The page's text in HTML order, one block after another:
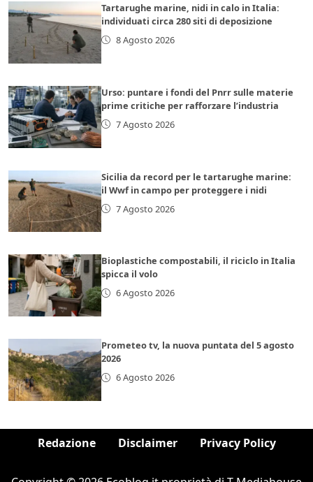
Tartarughe marine, nidi in calo in Italia:
individuati circa 280 siti di deposizione
8 Agosto 2026
Urso: puntare i fondi del Pnrr sulle materie
prime critiche per rafforzare l’industria
7 Agosto 2026
Sicilia da record per le tartarughe marine:
il Wwf in campo per proteggere i nidi
7 Agosto 2026
Bioplastiche compostabili, il riciclo in Italia
spicca il volo
6 Agosto 2026
Prometeo tv, la nuova puntata del 5 agosto
2026
6 Agosto 2026
Redazione Disclaimer Privacy Policy